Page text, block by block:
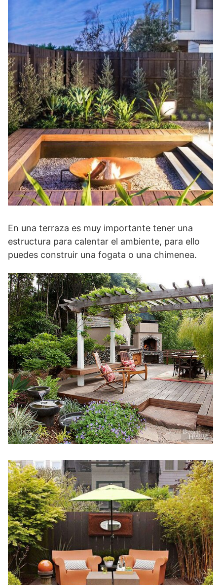
En una terraza es muy importante tener una
estructura para calentar el ambiente, para ello
puedes construir una fogata o una chimenea.